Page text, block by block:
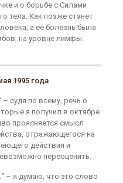
и о борьбе с Силами
тела. Как позже станет
а её болезнь была
на уровне лимфы.
1995 года
– судя по всему, речь о
я получил в октябре
проясняется смысл
отражающегося на
действия и
переоценить.
– я думаю, что это слово